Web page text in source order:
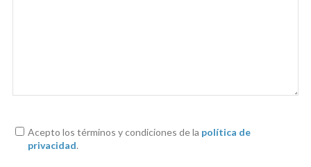
Acepto los términos y condiciones de la política de
privacidad.